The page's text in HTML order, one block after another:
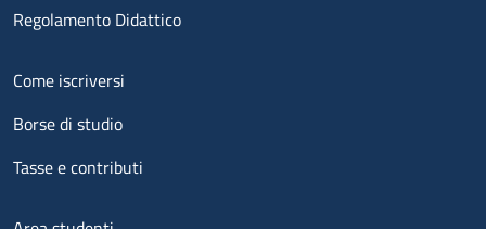
Regolamento Didattico
Menu footer 2
Come iscriversi
Borse di studio
Tasse e contributi
Menu footer 3